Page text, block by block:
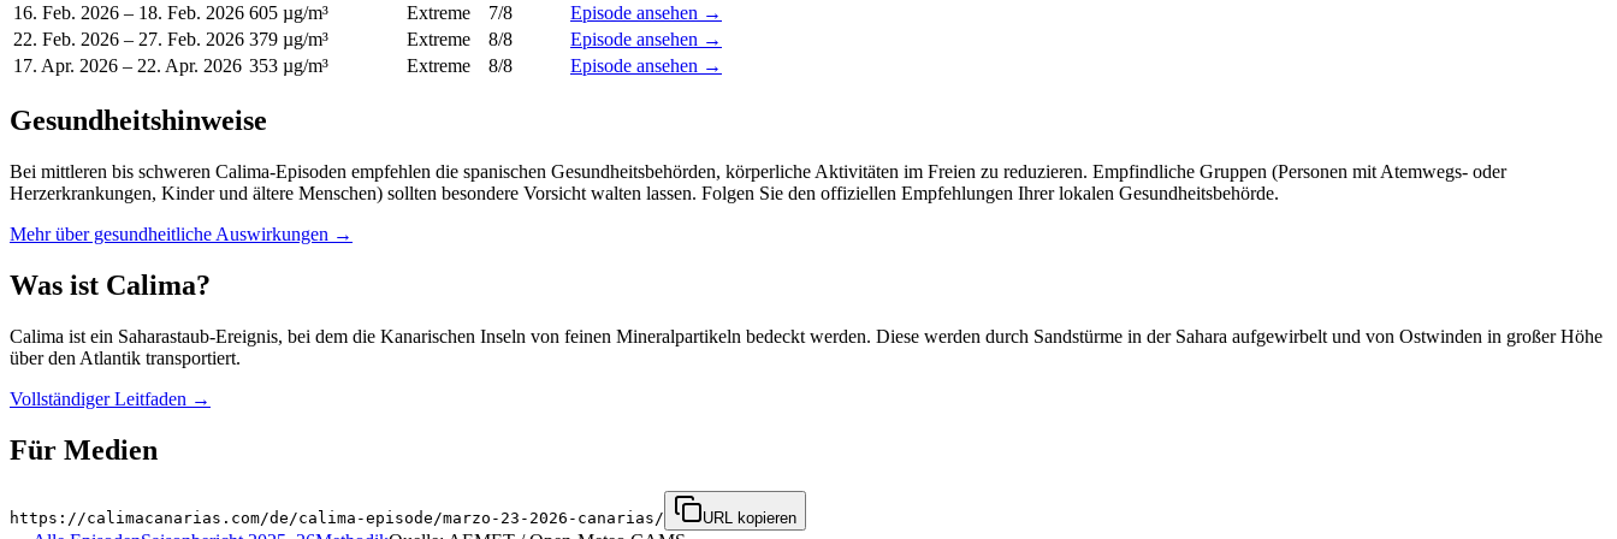
16. Feb. 2026 – 18. Feb. 2026 605 µg/m³ Extreme 7/8 Episode ansehen →
22. Feb. 2026 – 27. Feb. 2026 379 µg/m³ Extreme 8/8 Episode ansehen →
17. Apr. 2026 – 22. Apr. 2026 353 µg/m³ Extreme 8/8 Episode ansehen →
Gesundheitshinweise
Bei mittleren bis schweren Calima-Episoden empfehlen die spanischen Gesundheitsbehörden, körperliche Aktivitäten im Freien zu reduzieren. Empfindliche Gruppen (Personen mit Atemwegs- oder
Herzerkrankungen, Kinder und ältere Menschen) sollten besondere Vorsicht walten lassen. Folgen Sie den offiziellen Empfehlungen Ihrer lokalen Gesundheitsbehörde.
Mehr über gesundheitliche Auswirkungen →
Was ist Calima?
Calima ist ein Saharastaub-Ereignis, bei dem die Kanarischen Inseln von feinen Mineralpartikeln bedeckt werden. Diese werden durch Sandstürme in der Sahara aufgewirbelt und von Ostwinden in großer Höhe
über den Atlantik transportiert.
Vollständiger Leitfaden →
Für Medien
https://calimacanarias.com/de/calima-episode/marzo-23-2026-canarias/ URL kopieren